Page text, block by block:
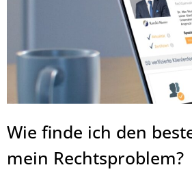
Wie finde ich den
mein Rechtsproblem?